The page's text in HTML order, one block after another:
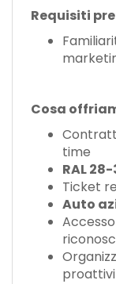
Requisiti
Cosa
time
RAL
Ticket
Auto